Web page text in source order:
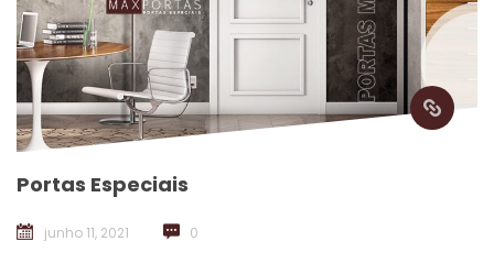
Portas Especiai
junho 11, 2021 0